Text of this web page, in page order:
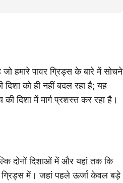
जो हमारे पावर ग्रिड्स के बारे में सोचने
दिशा को ही नहीं बदल रहा है; यह
दिशा में मार्ग प्रशस्त कर रहा है।
दोनों दिशाओं में और यहां तक कि
ग्रिड्स में। जहां पहले ऊर्जा केवल बड़े